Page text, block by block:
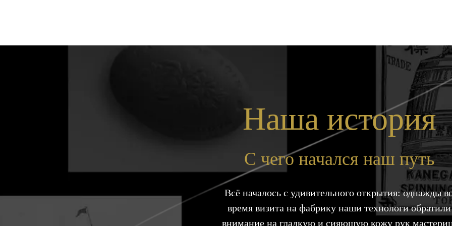
Наша история
С чего начался наш путь
Всё началось с удивительного открытия: однажды
время визита на фабрику наши технологи обратили
внимание на гладкую и сияющую кожу рук